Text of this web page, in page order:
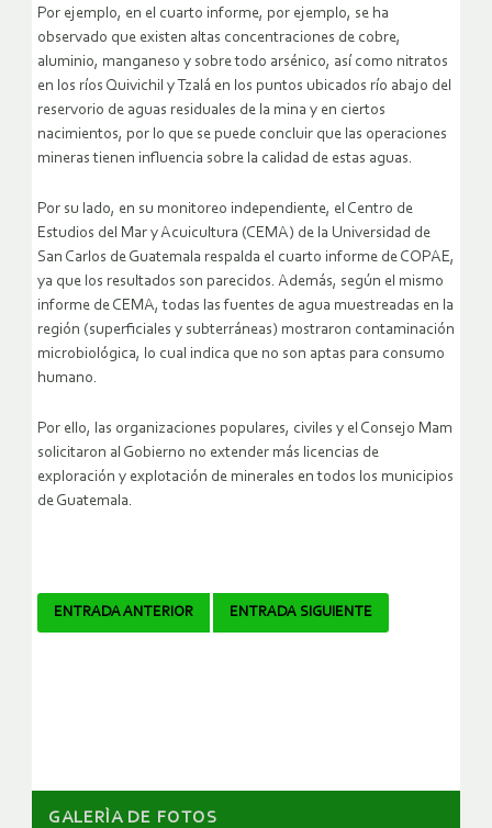
Por ejemplo, en el cuarto informe, por ejemplo, se ha
observado que existen altas concentraciones de cobre,
aluminio, manganeso y sobre todo arsénico, así como nitratos
en los ríos Quivichil y Tzalá en los puntos ubicados río abajo del
reservorio de aguas residuales de la mina y en ciertos
nacimientos, por lo que se puede concluir que las operaciones
mineras tienen influencia sobre la calidad de estas aguas.
Por su lado, en su monitoreo independiente, el Centro de
Estudios del Mar y Acuicultura (CEMA) de la Universidad de
San Carlos de Guatemala respalda el cuarto informe de COPAE,
ya que los resultados son parecidos. Además, según el mismo
informe de CEMA, todas las fuentes de agua muestreadas en la
región (superficiales y subterráneas) mostraron contaminación
microbiológica, lo cual indica que no son aptas para consumo
humano.
Por ello, las organizaciones populares, civiles y el Consejo Mam
solicitaron al Gobierno no extender más licencias de
exploración y explotación de minerales en todos los municipios
de Guatemala.
Navegador
ENTRADA ANTERIOR ENTRADA SIGUIENTE
GALERÌA DE FOTOS